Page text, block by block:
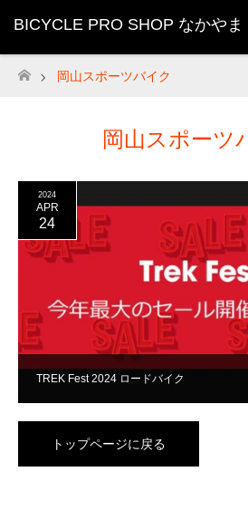
BICYCLE PRO SHOP なかやま
ホーム
岡山スポーツバイク
岡山スポーツ
TREK Fest 2024 ロードバイク
2024
APR
24
トップページに戻る